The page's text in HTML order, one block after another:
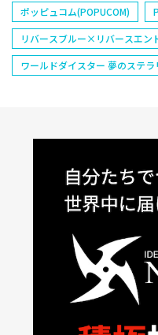
ポッピュコム(POPUCOM)
リバースブルー×リバースエン
ワールドダイスター 夢のステ